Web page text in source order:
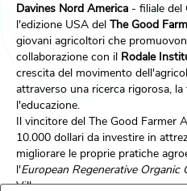
Davines Nord America - filiale del
l'edizione USA del The Good
giovani agricoltori che
collaborazione con il Rodale
crescita del movimento
attraverso una ricerca rigorosa,
l'educazione.
Il vincitore del The Good Farmer
10.000 dollari da investire in
migliorare le proprie pratiche
l'European Regenerative Organic
Village.